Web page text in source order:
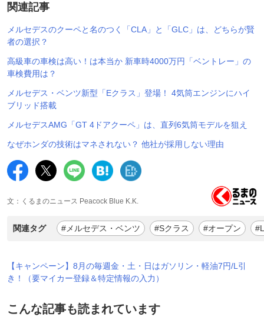
関連記事
メルセデスのクーペと名のつく「CLA」と「GLC」は、どちらが賢
者の選択？
高級車の車検は高い！は本当か 新車時4000万円「ベントレー」の
車検費用は？
メルセデス・ベンツ新型「Eクラス」登場！ 4気筒エンジンにハイ
ブリッド搭載
メルセデスAMG「GT 4ドアクーペ」は、直列6気筒モデルを狙え
なぜホンダの技術はマネされない？ 他社が採用しない理由
文：くるまのニュース Peacock Blue K.K.
関連タグ #メルセデス・ベンツ #Sクラス #オープン
【キャンペーン】8月の毎週金・土・日はガソリン・軽油7円/L引
き！（要マイカー登録＆特定情報の入力）
こんな記事も読まれています